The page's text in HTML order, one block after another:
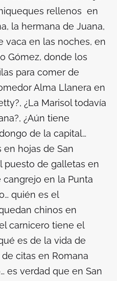
rellenos en
la hermana de Juana,
vaca en las noches, en
Gómez, donde los
para comer de
Alma Llanera en
¿La Marisol todavía
¿Aún tiene
de la capital…
hojas de San
puesto de galletas en
en la Punta
quién es el
chinos en
carnicero tiene el
es de la vida de
citas en Romana
es verdad que en San